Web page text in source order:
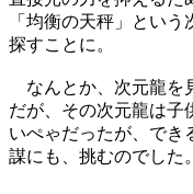
「均衡の天秤」とい
探すことに。
なんとか、次元龍を
だが、その次元龍は子
いぺゃだったが、でき
謀にも、挑むのでした。